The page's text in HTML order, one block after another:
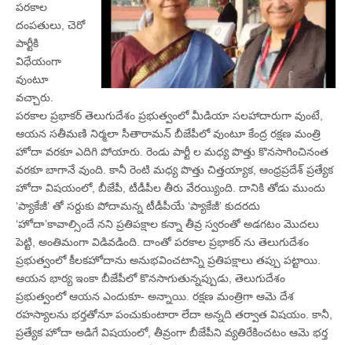
పరకాల
దంపతులు, చెరో
పార్టీకి
విధేయంగా
వుంటూ
వచ్చారు.
పరకాల ప్రభాకర్‌ తెలుగుదేశం ప్రభుత్వంలో మీడియా సలహాదారుగా వుంటే,
ఆయన సతీమణి నిర్మలా సీతారామన్‌ బీజేపీలో వుంటూ కేంద్ర రక్షణ మంత్రి
హోదా వరకూ ఎదిగి పోయారు. రెండు పార్టీ ల మధ్య పొత్తు కొనసాగించినంత
వరకూ బాగానే వుంది. కానీ రెంటి మధ్య పొత్తు చిత్తయ్యాక, ఆంధ్రప్రదేశ్‌ ప్రత్యేక
హోదా విషయంలో, బీజేపీ, టీడీపీల తీరు వేరయ్యింది. దానికి తోడు ముందు
‘ప్యాకేజీ’ తో సర్దుకు పోదామన్న టీడీపీయే ‘ప్యాకేజీ’ కుదరదు
‘హోదా’కావాల్సిందే నని ప్రతిపక్షాల కన్నా తీవ్ర స్వరంతో అడగటం మొదలు
పెట్టి, అంతిమంగా విడివడింది. దాంతో పరకాల ప్రభాకర్‌ ను తెలుగుదేశం
ప్రభుత్వంలో కీలకహోదాను అనుభవించటాన్ని ప్రతిపక్షాలు తప్పు పట్టాయి.
ఆయన భార్య ఇంకా బీజేపీలో కొనసాగుతున్నప్పుడు, తెలుగుదేశం
ప్రభుత్వంలో ఆయన ఎందుకూ- అన్నాయి. రక్షణ మంత్రిగా ఆమె దేశ
రహస్యాలను భర్తతోనూ పంచుకుంటారా లేదా అన్నది తర్వాత విషయం. కానీ,
ప్రత్యేక హోదా అడిగే విషయంలో, తీవ్రంగా బీజేపీని వ్యతిరేకించటం ఆమె భర్త